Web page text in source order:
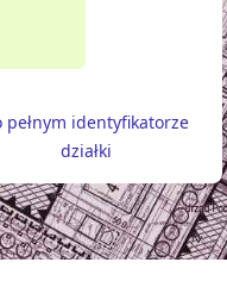
pełnym identyfikatorze
działki